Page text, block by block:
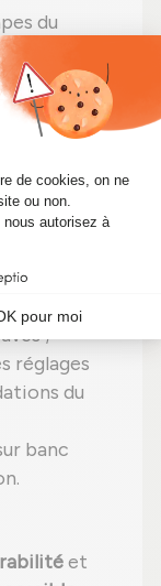
du
la
pour un
pour
;
réglages
du
banc
et